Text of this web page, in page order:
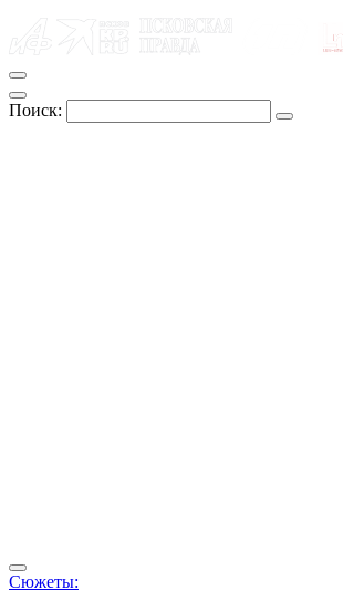
Поиск:
Сюжеты: